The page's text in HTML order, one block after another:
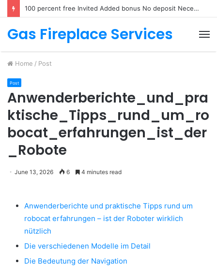
100 percent free Invited Added bonus No deposit Necessary August 2026
Gas Fireplace Services
Home / Post
Post
Anwenderberichte_und_pra
ktische_Tipps_rund_um_ro
bocat_erfahrungen_ist_der
_Robote
June 13, 2026 6 4 minutes read
Anwenderberichte und praktische Tipps rund um
robocat erfahrungen – ist der Roboter wirklich
nützlich
Die verschiedenen Modelle im Detail
Die Bedeutung der Navigation